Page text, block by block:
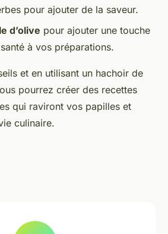
pour ajouter de la saveur.
d’olive pour ajouter une touche
à vos préparations.
et en utilisant un hachoir de
pourrez créer des recettes
qui raviront vos papilles et
culinaire.